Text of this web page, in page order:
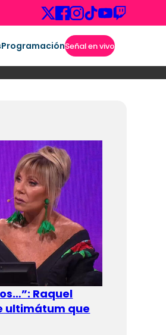
ProgramaciónSeñal en vivo
Raquel
ultimátum que